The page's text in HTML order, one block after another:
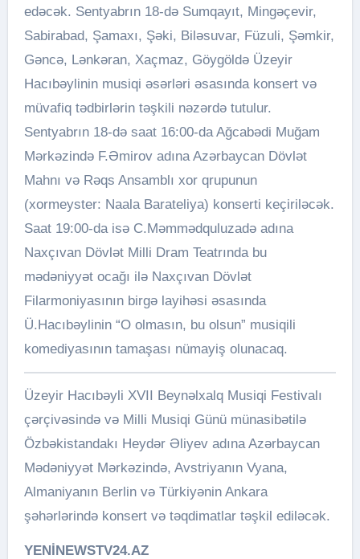
edəcək. Sentyabrın 18-də Sumqayıt, Mingəçevir,
Sabirabad, Şamaxı, Şəki, Biləsuvar, Füzuli, Şəmkir,
Gəncə, Lənkəran, Xaçmaz, Göygöldə Üzeyir
Hacıbəylinin musiqi əsərləri əsasında konsert və
müvafiq tədbirlərin təşkili nəzərdə tutulur.
Sentyabrın 18-də saat 16:00-da Ağcabədi Muğam
Mərkəzində F.Əmirov adına Azərbaycan Dövlət
Mahnı və Rəqs Ansamblı xor qrupunun
(xormeyster: Naala Barateliya) konserti keçiriləcək.
Saat 19:00-da isə C.Məmmədquluzadə adına
Naxçıvan Dövlət Milli Dram Teatrında bu
mədəniyyət ocağı ilə Naxçıvan Dövlət
Filarmoniyasının birgə layihəsi əsasında
Ü.Hacıbəylinin “O olmasın, bu olsun” musiqili
komediyasının tamaşası nümayiş olunacaq.
Üzeyir Hacıbəyli XVII Beynəlxalq Musiqi Festivalı
çərçivəsində və Milli Musiqi Günü münasibətilə
Özbəkistandakı Heydər Əliyev adına Azərbaycan
Mədəniyyət Mərkəzində, Avstriyanın Vyana,
Almaniyanın Berlin və Türkiyənin Ankara
şəhərlərində konsert və təqdimatlar təşkil ediləcək.
YENİNEWSTV24.AZ